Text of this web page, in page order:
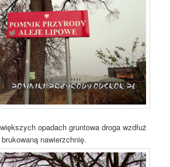
opadach gruntowa droga wzdłuż
nawierzchnię.